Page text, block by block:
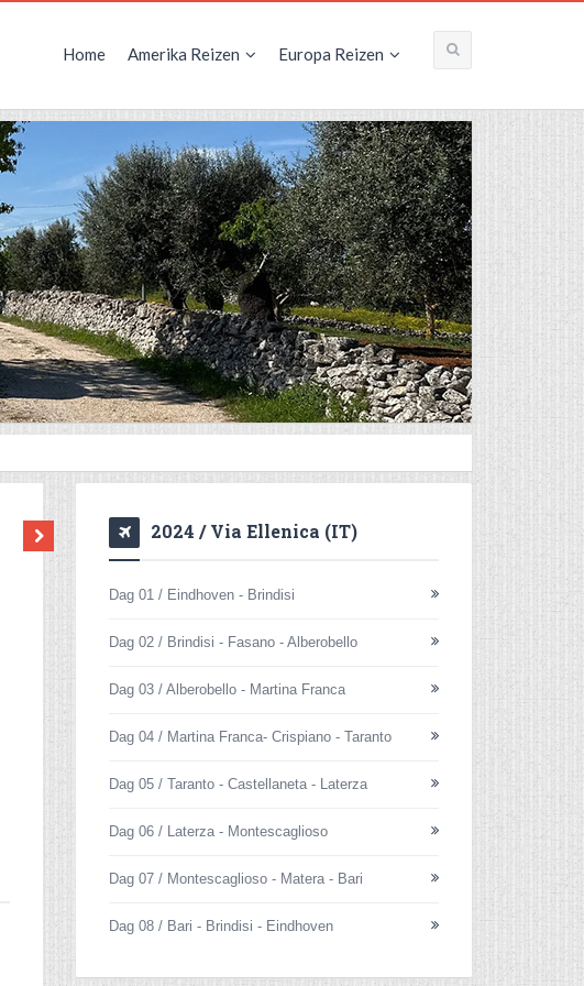
Home Amerika Reizen Europa Reizen
2024 / Via Ellenica (IT)
Dag 01 / Eindhoven - Brindisi
Dag 02 / Brindisi - Fasano - Alberobello
Dag 03 / Alberobello - Martina Franca
Dag 04 / Martina Franca- Crispiano - Taranto
Dag 05 / Taranto - Castellaneta - Laterza
Dag 06 / Laterza - Montescaglioso
Dag 07 / Montescaglioso - Matera - Bari
Dag 08 / Bari - Brindisi - Eindhoven